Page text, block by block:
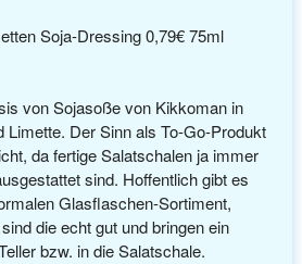
Soja-Dressing 0,79€ 75ml
von Sojasoße von Kikkoman in
Limette. Der Sinn als To-Go-Produkt
da fertige Salatschalen ja immer
sind. Hoffentlich gibt es
Glasflaschen-Sortiment,
die echt gut und bringen ein
bzw. in die Salatschale.